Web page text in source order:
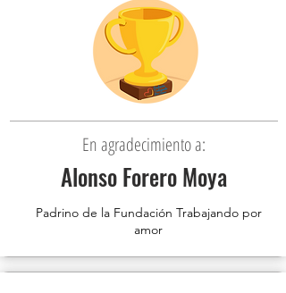
En agradecimiento a:
Alonso Forero Moya
Padrino de la Fundación Trabajando por
amor